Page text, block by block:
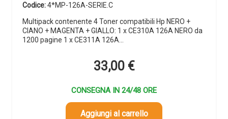
Codice:4*MP-126A-SERIE.C
Multipack contenente 4 Toner compatibili Hp NERO +
CIANO + MAGENTA + GIALLO: 1 x CE310A 126A NERO da
1200 pagine 1 x CE311A 126A…
33,00 €
CONSEGNA IN 24/48 ORE
Aggiungi al carrello